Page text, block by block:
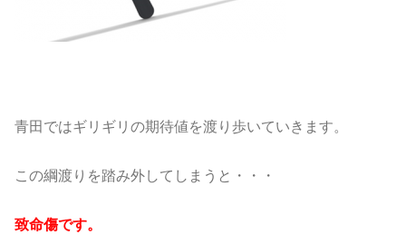
青田ではギリギリの期待値を渡り歩いていきます。
この綱渡りを踏み外してしまうと・・・
致命傷です。